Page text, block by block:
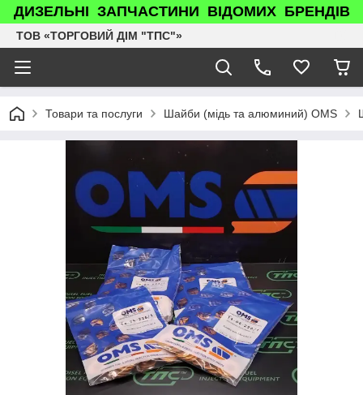
ДИЗЕЛЬНІ ЗАПЧАСТИНИ ВІДОМИХ БРЕНДІВ
ТОВ «ТОРГОВИЙ ДІМ "ТПС"»
Товари та послуги Шайби (мідь та алюминий) OMS